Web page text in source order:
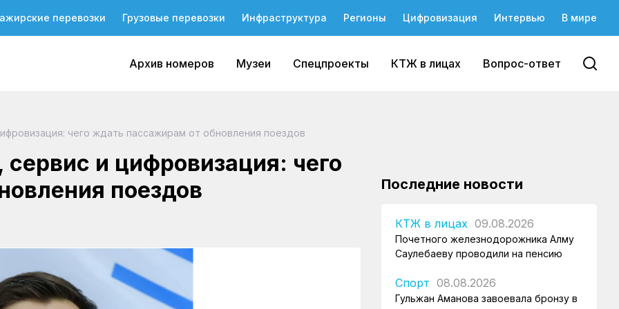
перевозки Грузовые перевозки Инфраструктура Регионы Цифровизация Интервью В мире
Архив номеров Музеи Спецпроекты КТЖ в лицах Вопрос-ответ
чего ждать пассажирам от обновления поездов
и цифровизация: чего
поездов
Последние новости
КТЖ в лицах 09.08.2026
Почетного железнодорожника Алму
Саулебаеву проводили на пенсию
Спорт 08.08.2026
Гульжан Аманова завоевала бронзу в